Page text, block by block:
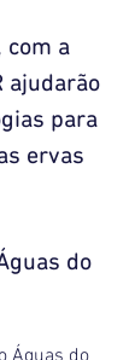
com a
ajudarão
para
ervas
do
Águas do